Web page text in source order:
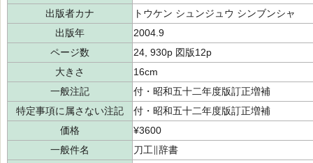
出版者カナ
トウケン シュンジュウ シンブンシャ
出版年
2004.9
ページ数
24, 930p 図版12p
大きさ
16cm
一般注記
付・昭和五十二年度版訂正増補
特定事項に属さない注記
付・昭和五十二年度版訂正増補
価格
¥3600
一般件名
刀工∥辞書